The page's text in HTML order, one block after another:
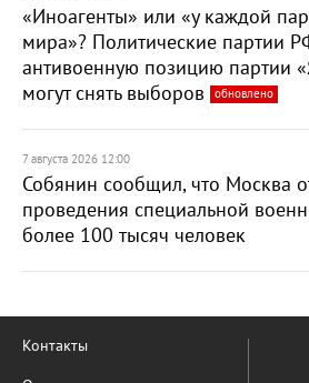
«Иноагенты» или «у каждой
мира»? Политические партии
антивоенную позицию партии
могут снять выборов
обновлено
7 августа 2026 12:00
Собянин сообщил, что Москва
проведения специальной
более 100 тысяч человек
Контакты